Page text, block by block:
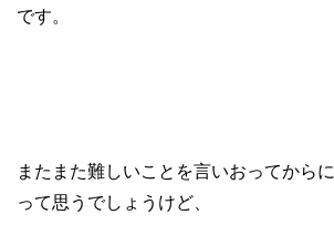
です。
またまた難しいことを言いおってからに
って思うでしょうけど、